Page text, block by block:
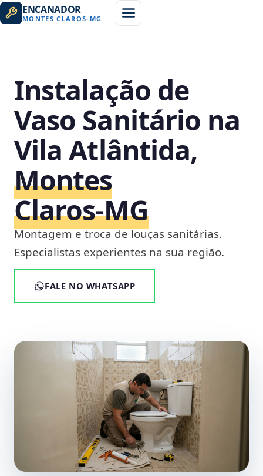
ENCANADOR
MONTES CLAROS- MG
Instalação de
Vaso Sanitário na
Vila Atlântida,
Montes
Claros‑MG
Montagem e troca de louças sanitárias.
Especialistas experientes na sua região.
FALE NO WHATSAPP